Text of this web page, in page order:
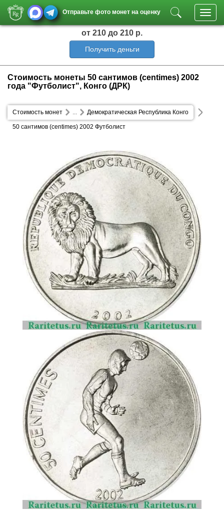
Отправьте фото монет на оценку
от 210 до 210 р.
Получить деньги
Стоимость монеты 50 сантимов (centimes) 2002
года "Футболист", Конго (ДРК)
Стоимость монет Демократическая Республика Конго
...
50 сантимов (centimes) 2002 Футболист